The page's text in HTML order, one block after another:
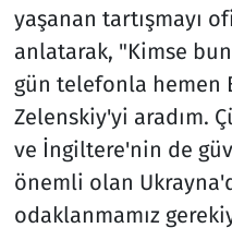
yaşanan tartışmayı
anlatarak, "Kimse
gün telefonla hemen
Zelenskiy'yi aradım.
ve İngiltere'nin de
önemli olan
odaklanmamız